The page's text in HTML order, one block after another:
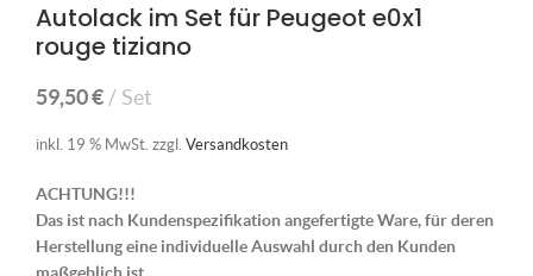
Autolack im Set für Peugeot e0x1
rouge tiziano
59,50€ Set
inkl. 19 % MwSt. zzgl. Versandkosten
ACHTUNG!!!
Das ist nach Kundenspezifikation angefertigte Ware, für deren
Herstellung eine individuelle Auswahl durch den Kunden